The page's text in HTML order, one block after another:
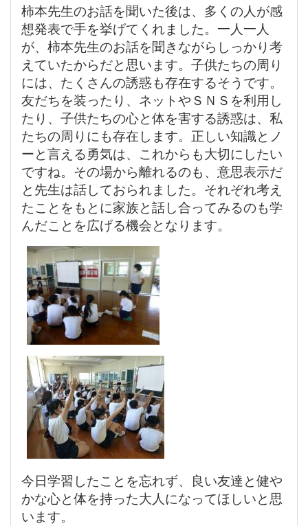
柿本先生のお話を聞いた後は、多くの人が感
想発表で手を挙げてくれました。一人一人
が、柿本先生のお話を聞きながらしっかり考
えていたからだと思います。子供たちの周り
には、たくさんの誘惑も存在するそうです。
友だちを装ったり、ネットやＳＮＳを利用し
たり、子供たちの心と体を害する誘惑は、私
たちの周りにも存在します。正しい知識とノ
ーと言える勇気は、これからも大切にしたい
ですね。その場から離れるのも、意思表示だ
と先生は話しておられました。それぞれ考え
たことをもとに家族と話し合ってみるのも学
んだことを広げる機会となります。
今日学習したことを忘れず、良い友達と健や
かな心と体を持った大人になってほしいと思
います。